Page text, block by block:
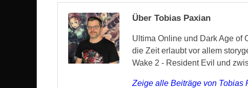
Über Tobias Paxian
Ultima Online und Dark Age of
die Zeit erlaubt vor allem
Wake 2 - Resident Evil und
Zeige alle Beiträge von Tobias